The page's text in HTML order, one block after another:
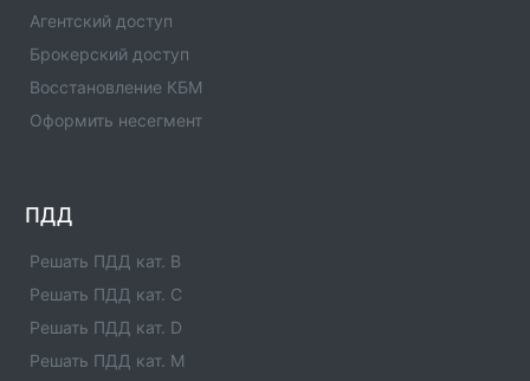
Агентский доступ
Брокерский доступ
Восстановление КБМ
Оформить несегмент
ПДД
Решать ПДД кат. B
Решать ПДД кат. C
Решать ПДД кат. D
Решать ПДД кат. M